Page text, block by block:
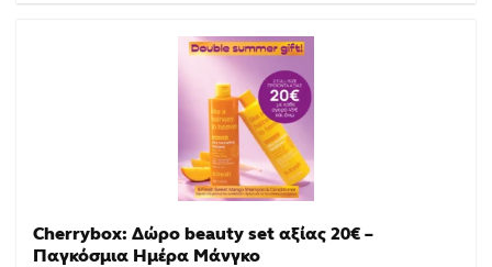
Cherrybox: Δώρο beauty set αξίας 20€ –
Παγκόσμια Ημέρα Μάνγκο